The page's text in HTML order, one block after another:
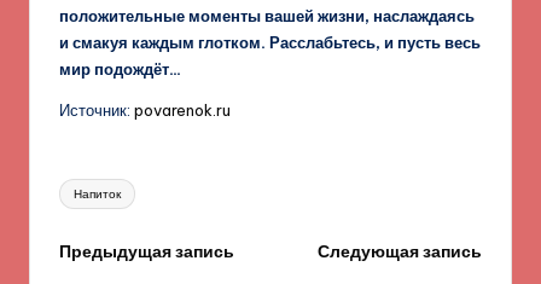
положительные моменты вашей жизни, наслаждаясь
и смакуя каждым глотком. Расслабьтесь, и пусть весь
мир подождёт…
Источник: povarenok.ru
Метки:
Напиток
Навигация
Предыдущая запись
Следующая запись